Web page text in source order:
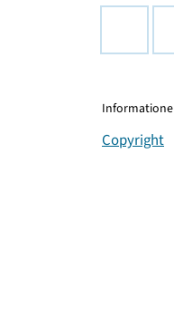
Copyright